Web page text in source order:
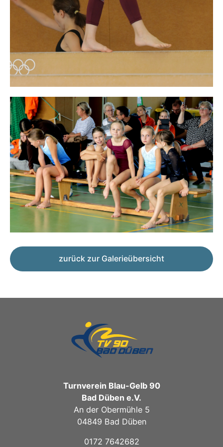
zurück zur Galerieübersicht
Turnverein Blau-Gelb 90
Bad Düben e.V.
An der Obermühle 5
04849 Bad Düben
0172 7642682